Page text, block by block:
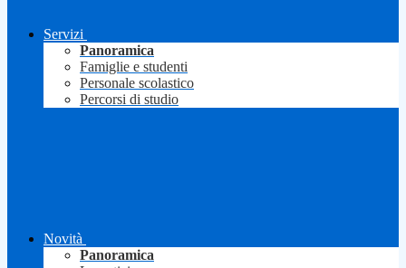
Servizi
Panoramica
Famiglie e studenti
Personale scolastico
Percorsi di studio
Novità
Panoramica